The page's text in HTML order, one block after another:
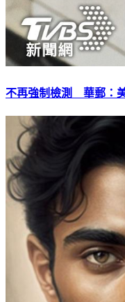
不再強制檢測 華郵：